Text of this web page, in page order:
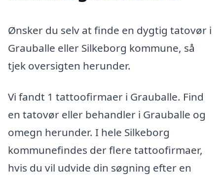
Ønsker du selv at finde en dygtig tatovør i
Grauballe eller Silkeborg kommune, så
tjek oversigten herunder.
Vi fandt 1 tattoofirmaer i Grauballe. Find
en tatovør eller behandler i Grauballe og
omegn herunder. I hele Silkeborg
kommunefindes der flere tattoofirmaer,
hvis du vil udvide din søgning efter en